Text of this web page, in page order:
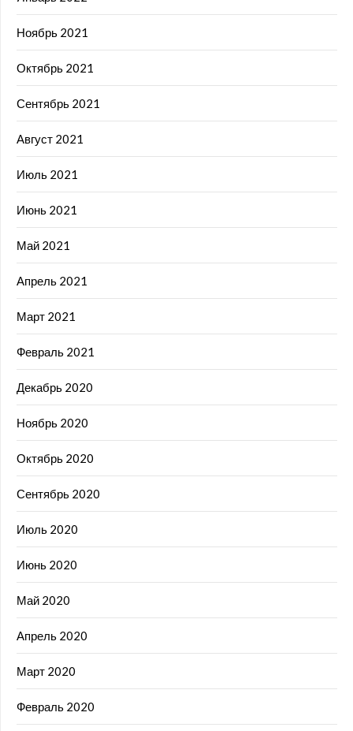
Ноябрь 2021
Октябрь 2021
Сентябрь 2021
Август 2021
Июль 2021
Июнь 2021
Май 2021
Апрель 2021
Март 2021
Февраль 2021
Декабрь 2020
Ноябрь 2020
Октябрь 2020
Сентябрь 2020
Июль 2020
Июнь 2020
Май 2020
Апрель 2020
Март 2020
Февраль 2020